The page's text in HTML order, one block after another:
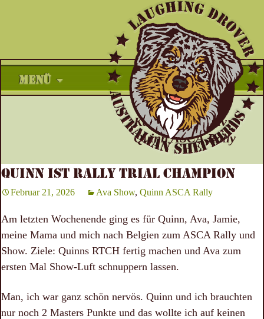
MENÜ
Inhalt
Kategorie-Archiv:
Quinn ASCA Rally
QUINN IST RALLY TRIAL CHAMPION
Februar 21, 2026 Ava Show, Quinn ASCA Rally
Am letzten Wochenende ging es für Quinn, Ava, Jamie,
meine Mama und mich nach Belgien zum ASCA Rally und
Show. Ziele: Quinns RTCH fertig machen und Ava zum
ersten Mal Show-Luft schnuppern lassen.
Man, ich war ganz schön nervös. Quinn und ich brauchten
nur noch 2 Masters Punkte und das wollte ich auf keinen